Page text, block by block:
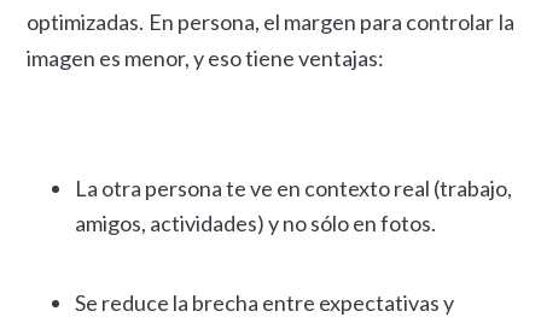
optimizadas. En persona, el margen para controlar la
imagen es menor, y eso tiene ventajas:
La otra persona te ve en contexto real (trabajo,
amigos, actividades) y no sólo en fotos.
Se reduce la brecha entre expectativas y